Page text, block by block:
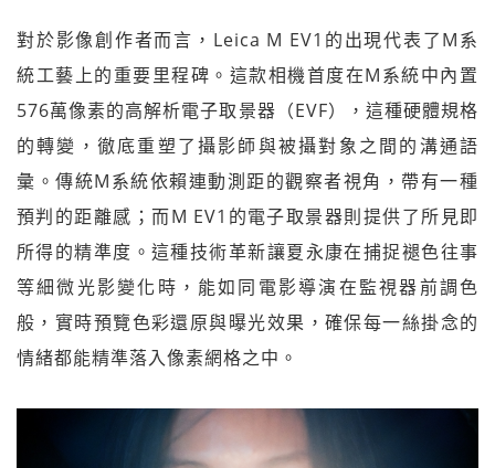
對於影像創作者而言，Leica M EV1的出現代表了M系
統工藝上的重要里程碑。這款相機首度在M系統中內置
576萬像素的高解析電子取景器（EVF），這種硬體規格
的轉變，徹底重塑了攝影師與被攝對象之間的溝通語
彙。傳統M系統依賴連動測距的觀察者視角，帶有一種
預判的距離感；而M EV1的電子取景器則提供了所見即
所得的精準度。這種技術革新讓夏永康在捕捉褪色往事
等細微光影變化時，能如同電影導演在監視器前調色
般，實時預覽色彩還原與曝光效果，確保每一絲掛念的
情緒都能精準落入像素網格之中。